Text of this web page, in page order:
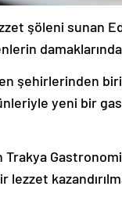
şöleni sunan
damaklarında
şehirlerinden
yeni bir